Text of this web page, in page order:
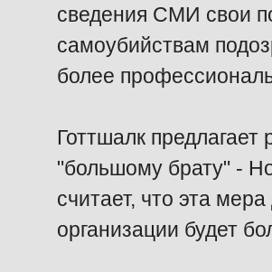
сведения СМИ свои
самоубийствам
более
Готтшалк
"большому брату" -
считает, что эта
организации будет